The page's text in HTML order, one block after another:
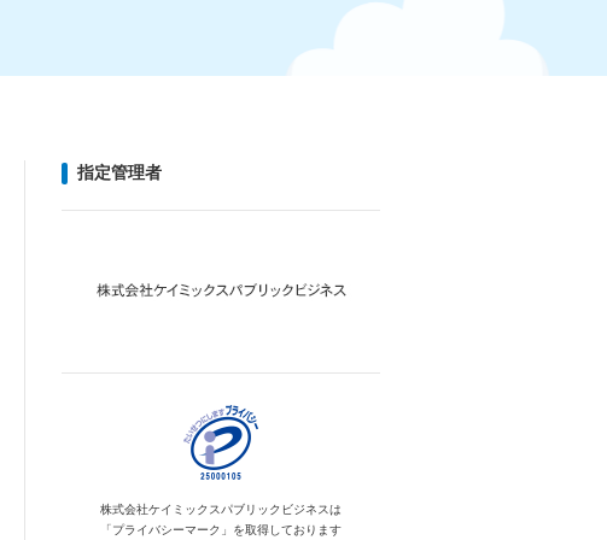
指定管理者
株式会社ケイミックスパブリックビジネスは
「プライバシーマーク」を取得しております